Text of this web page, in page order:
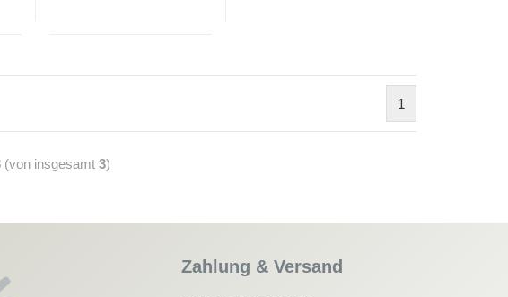
1
(von insgesamt 3)
Zahlung & Versand